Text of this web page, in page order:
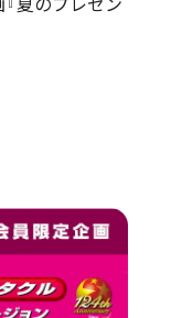
夏のプレゼン